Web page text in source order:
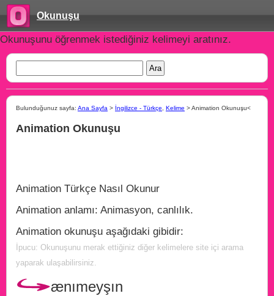
Okunuşu
Okunuşunu öğrenmek istediğiniz kelimeyi aratınız.
Bulunduğunuz sayfa: Ana Sayfa > İngilizce - Türkçe Kelime > Animation Okunuşu<
Animation Okunuşu
Animation Türkçe Nasıl Okunur
Animation anlamı: Animasyon, canlılık.
Animation okunuşu aşağıdaki gibidir:
İpucu: Okunuşunu merak ettiğiniz diğer kelimelere site içi arama
yaparak ulaşabilirsiniz.
ænımeyşın